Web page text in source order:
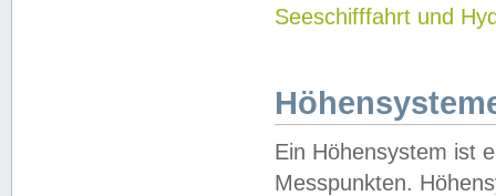
Seeschifffahrt und
Ein Höhensystem ist
Messpunkten.